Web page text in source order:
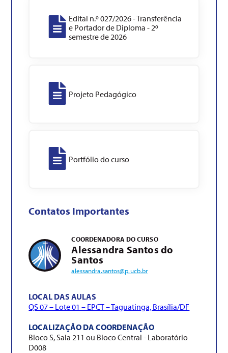
Edital n.º 027/2026 - Transferência
e Portador de Diploma - 2º
semestre de 2026
Projeto Pedagógico
Portfólio do curso
Contatos Importantes
COORDENADORA DO CURSO
Alessandra Santos do
Santos
alessandra.santos@p.ucb.br
LOCAL DAS AULAS
QS 07 – Lote 01 – EPCT – Taguatinga, Brasília/DF
LOCALIZAÇÃO DA COORDENAÇÃO
Bloco S, Sala 211 ou Bloco Central - Laboratório
D008